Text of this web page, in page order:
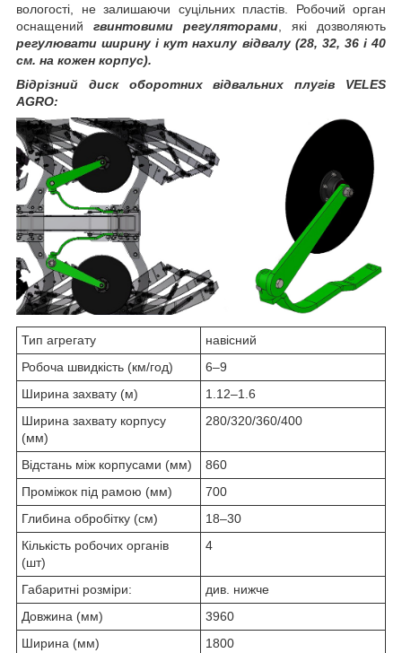
вологості, не залишаючи суцільних пластів. Робочий орган
оснащений гвинтовими регуляторами , які дозволяють
регулювати ширину і кут нахилу відвалу (28, 32, 36 і 40
см. на кожен корпус).
Відрізний диск оборотних відвальних плугів VELES
AGRO:
Тип агрегату
навісний
Робоча швидкість (км/год)
6‒9
Ширина захвату (м)
1.12‒1.6
Ширина захвату корпусу
(мм)
280/320/360/400
Відстань між корпусами (мм)
860
Проміжок під рамою (мм)
700
Глибина обробітку (см)
18‒30
Кількість робочих органів
(шт)
4
Габаритні розміри:
див. нижче
Довжина (мм)
3960
Ширина (мм)
1800